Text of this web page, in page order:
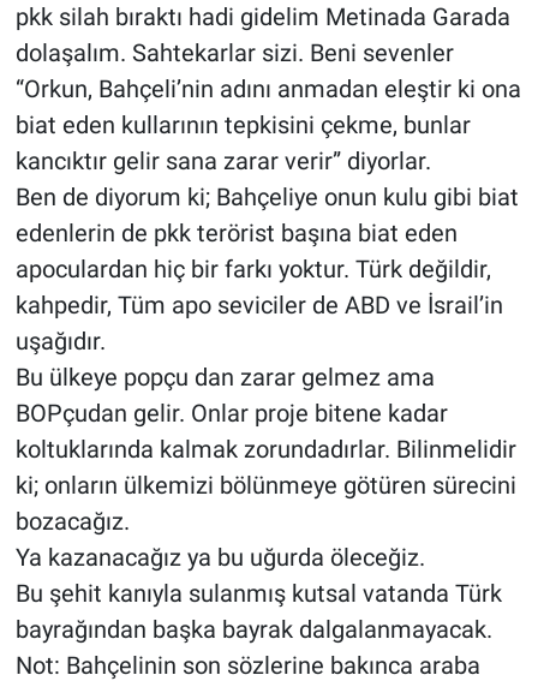
pkk silah bıraktı hadi gidelim Metinada Garada
dolaşalım. Sahtekarlar sizi. Beni sevenler
“Orkun, Bahçeli’nin adını anmadan eleştir ki ona
biat eden kullarının tepkisini çekme, bunlar
kancıktır gelir sana zarar verir” diyorlar.
Ben de diyorum ki; Bahçeliye onun kulu gibi biat
edenlerin de pkk terörist başına biat eden
apoculardan hiç bir farkı yoktur. Türk değildir,
kahpedir, Tüm apo seviciler de ABD ve İsrail’in
uşağıdır.
Bu ülkeye popçu dan zarar gelmez ama
BOPçudan gelir. Onlar proje bitene kadar
koltuklarında kalmak zorundadırlar. Bilinmelidir
ki; onların ülkemizi bölünmeye götüren sürecini
bozacağız.
Ya kazanacağız ya bu uğurda öleceğiz.
Bu şehit kanıyla sulanmış kutsal vatanda Türk
bayrağından başka bayrak dalgalanmayacak.
Not: Bahçelinin son sözlerine bakınca araba